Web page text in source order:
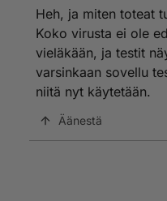
Korona on aivan
Eikä se
se on olemassa vielä
Taidat olla ihmis
maailmalla oikeasti
Heh, ja miten toteat
Koko virusta ei ole
vieläkään, ja testit
varsinkaan sovellu
niitä nyt käytetään.
Äänestä